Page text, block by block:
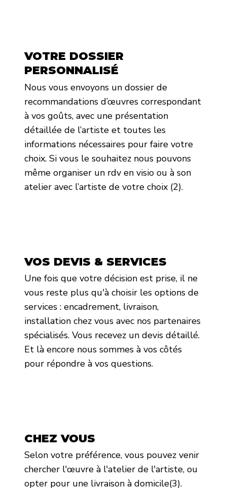
VOTRE DOSSIER
PERSONNALISÉ
Nous vous envoyons un dossier de
recommandations d’œuvres correspondant
à vos goûts, avec une présentation
détaillée de l’artiste et toutes les
informations nécessaires pour faire votre
choix. Si vous le souhaitez nous pouvons
même organiser un rdv en visio ou à son
atelier avec l’artiste de votre choix (2).
VOS DEVIS & SERVICES
Une fois que votre décision est prise, il ne
vous reste plus qu'à choisir les options de
services : encadrement, livraison,
installation chez vous avec nos partenaires
spécialisés. Vous recevez un devis détaillé.
Et là encore nous sommes à vos côtés
pour répondre à vos questions.
CHEZ VOUS
Selon votre préférence, vous pouvez venir
chercher l'œuvre à l'atelier de l'artiste, ou
opter pour une livraison à domicile(3).